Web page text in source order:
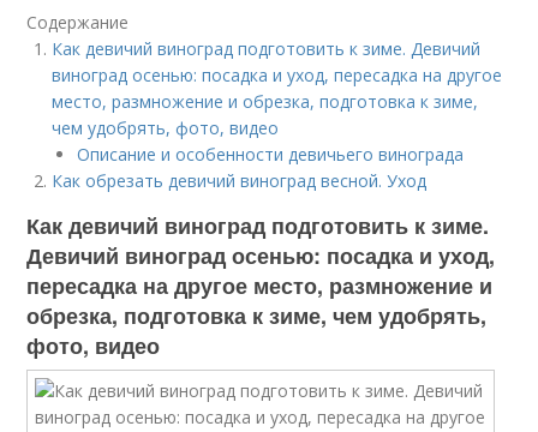
Содержание
Как девичий виноград подготовить к зиме. Девичий
виноград осенью: посадка и уход, пересадка на другое
место, размножение и обрезка, подготовка к зиме,
чем удобрять, фото, видео
Описание и особенности девичьего винограда
Как обрезать девичий виноград весной. Уход
Как девичий виноград подготовить к зиме.
Девичий виноград осенью: посадка и уход,
пересадка на другое место, размножение и
обрезка, подготовка к зиме, чем удобрять,
фото, видео